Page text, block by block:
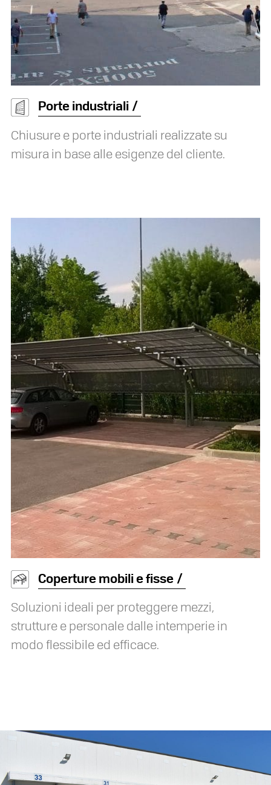
Porte industriali
Chiusure e porte industriali realizzate su
misura in base alle esigenze del cliente.
Coperture mobili e fisse
Soluzioni ideali per proteggere mezzi,
strutture e personale dalle intemperie in
modo flessibile ed efficace.